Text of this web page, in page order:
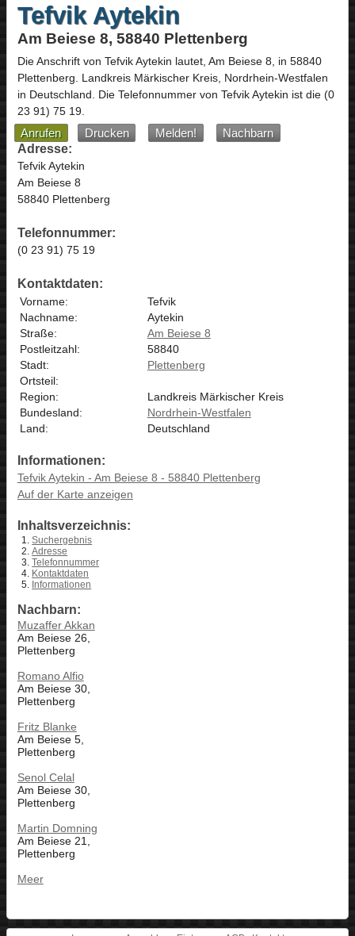
Tefvik Aytekin
Am Beiese 8, 58840 Plettenberg
Die Anschrift von Tefvik Aytekin lautet, Am Beiese 8, in 58840
Plettenberg. Landkreis Märkischer Kreis, Nordrhein-Westfalen
in Deutschland. Die Telefonnummer von Tefvik Aytekin ist die (0
23 91) 75 19.
Anrufen Drucken Melden!
Nachbarn
Adresse:
Tefvik Aytekin
Am Beiese 8
58840 Plettenberg
Telefonnummer:
(0 23 91) 75 19
Kontaktdaten:
Vorname:
Tefvik
Nachname:
Aytekin
Straße:
Am Beiese 8
Postleitzahl:
58840
Stadt:
Plettenberg
Ortsteil:
Region:
Landkreis Märkischer Kreis
Bundesland:
Nordrhein-Westfalen
Land:
Deutschland
Informationen:
Tefvik Aytekin - Am Beiese 8 - 58840 Plettenberg
Auf der Karte anzeigen
Inhaltsverzeichnis:
Suchergebnis
Adresse
Telefonnummer
Kontaktdaten
Informationen
Nachbarn:
Muzaffer Akkan
Am Beiese 26,
Plettenberg
Romano Alfio
Am Beiese 30,
Plettenberg
Fritz Blanke
Am Beiese 5,
Plettenberg
Senol Celal
Am Beiese 30,
Plettenberg
Martin Domning
Am Beiese 21,
Plettenberg
Meer